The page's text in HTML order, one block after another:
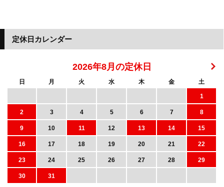
定休日カレンダー
2026年8月の定休日
日 月 火 水 木 金
土
1
2
3 4 5 6 7
8
9
10 11 12 13 14
15
16
17 18 19 20 21
22
23
24 25 26 27 28
29
30
31